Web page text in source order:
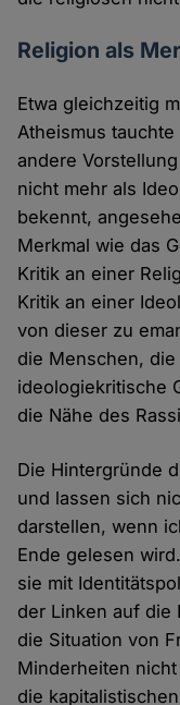
Religion als
Etwa gleichzeitig
Atheismus
andere
nicht mehr als
bekennt,
Merkmal wie das
Kritik an einer
Kritik an einer
von dieser zu
die Menschen,
ideologiekritische
die Nähe des
Die Hintergründe
und lassen sich
darstellen, wenn
Ende gelesen
sie mit
der Linken auf die
die Situation von
Minderheiten
die